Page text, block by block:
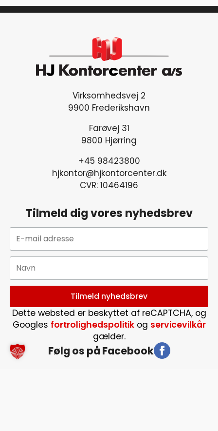
Virksomhedsvej 2
9900 Frederikshavn
Farøvej 31
9800 Hjørring
+45 98423800
hjkontor@hjkontorcenter.dk
CVR: 10464196
Tilmeld dig vores nyhedsbrev
Dette websted er beskyttet af reCAPTCHA, og
Googles fortrolighedspolitikog servicevilkår
gælder.
Følg os på Facebook